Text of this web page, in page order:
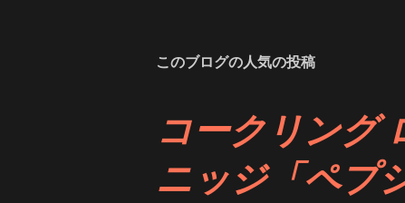
このブログの人気の投稿
コークリング
ニッジ「ペプ